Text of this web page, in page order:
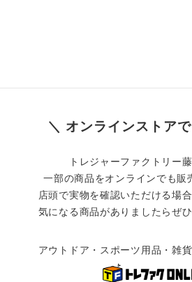
＼ オンラインストア
トレジャーファクトリー
一部の商品をオンラインでも販
店頭で実物を確認いただける場
気になる商品がありましたらぜ
アウトドア・スポーツ用品・雑